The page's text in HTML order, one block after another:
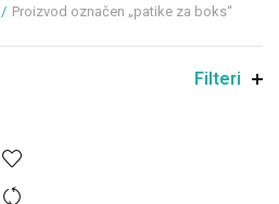
Proizvod označen „patike za boks“
Filteri